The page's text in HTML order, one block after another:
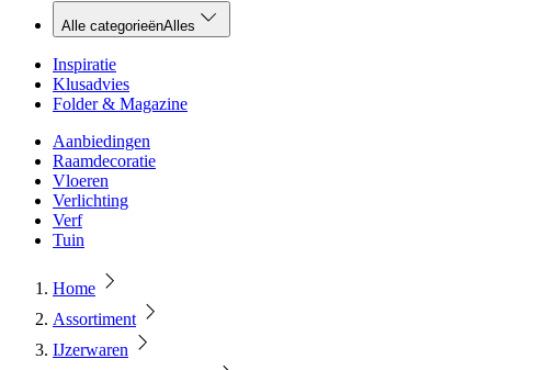
Alle categorieënAlles
Inspiratie
Klusadvies
Folder & Magazine
Aanbiedingen
Raamdecoratie
Vloeren
Verlichting
Verf
Tuin
Home
Assortiment
IJzerwaren